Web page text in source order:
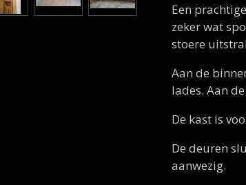
Een
zeker wat
stoere
Aan de
lades. Aan
De kast is
De deuren
aanwezig.